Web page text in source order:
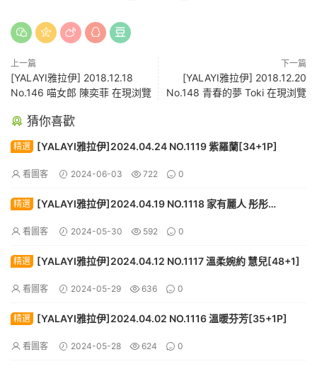
上一篇
[YALAYI雅拉伊] 2018.12.18
No.146 喵女郎 陳奕菲 在現浏覽
下一篇
[YALAYI雅拉伊] 2018.12.20
No.148 青春的夢 Toki 在現浏覽
猜你喜歡
精選 [YALAYI雅拉伊]2024.04.24 NO.1119 紫羅蘭[34+1P]
看圖客 2024-06-03 722 0
精選
[YALAYI雅拉伊]2024.04.19 NO.1118 家有麗人 彤彤
看圖客 2024-05-30 592 0
精選 [YALAYI雅拉伊]2024.04.12 NO.1117 溫柔婉約 慧兒[48+1]
看圖客 2024-05-29 636 0
精選 [YALAYI雅拉伊]2024.04.02 NO.1116 溫暖芬芳[35+1P]
看圖客 2024-05-28 624 0